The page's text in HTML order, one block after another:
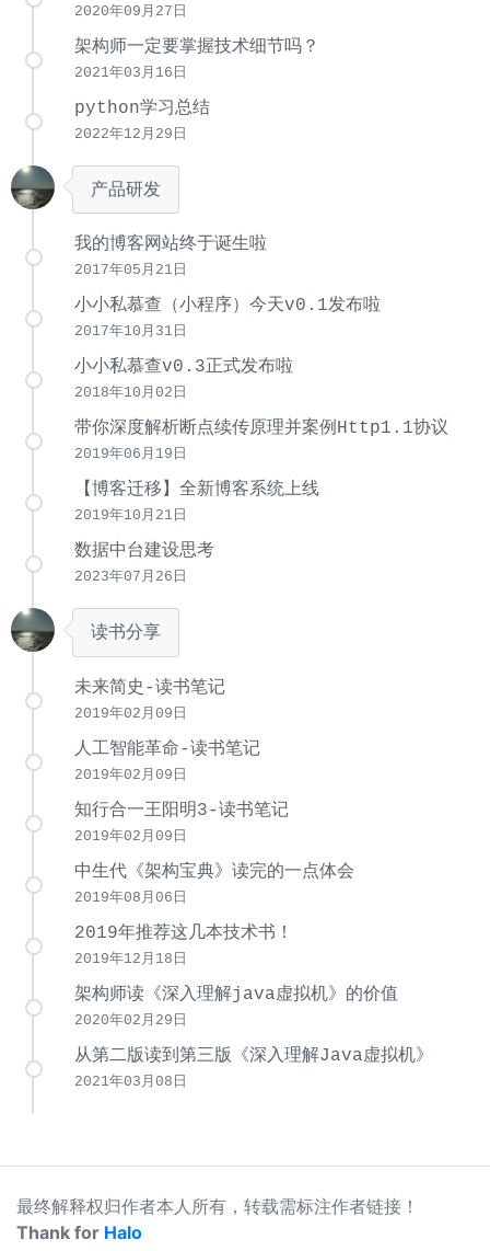
2020年09月27日
架构师一定要掌握技术细节吗？
2021年03月16日
python学习总结
2022年12月29日
产品研发
我的博客网站终于诞生啦
2017年05月21日
小小私慕查（小程序）今天v0.1发布啦
2017年10月31日
小小私慕查v0.3正式发布啦
2018年10月02日
带你深度解析断点续传原理并案例Http1.1协议
2019年06月19日
【博客迁移】全新博客系统上线
2019年10月21日
数据中台建设思考
2023年07月26日
读书分享
未来简史-读书笔记
2019年02月09日
人工智能革命-读书笔记
2019年02月09日
知行合一王阳明3-读书笔记
2019年02月09日
中生代《架构宝典》读完的一点体会
2019年08月06日
2019年推荐这几本技术书！
2019年12月18日
架构师读《深入理解java虚拟机》的价值
2020年02月29日
从第二版读到第三版《深入理解Java虚拟机》
2021年03月08日
最终解释权归作者本人所有，转载需标注作者链接！
Thank for Halo